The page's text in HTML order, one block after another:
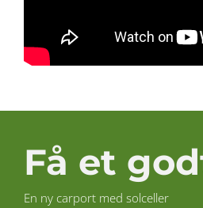
Få et
En ny carport med solceller